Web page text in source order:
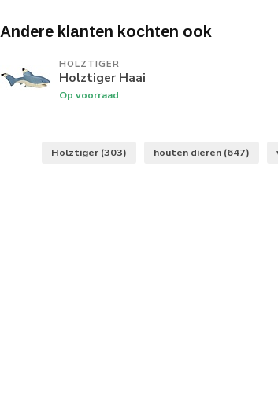
Andere klanten kochten ook
HOLZTIGER
Holztiger Haai
Op voorraad
Holztiger (303) houten dieren (647)